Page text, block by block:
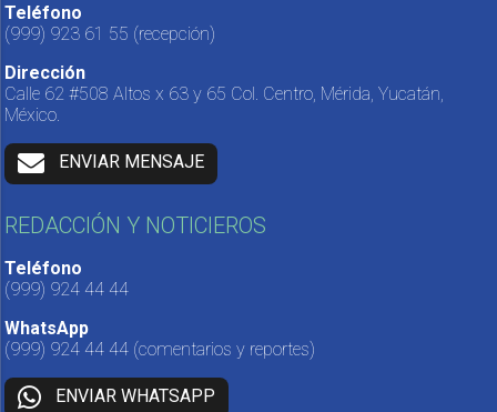
Teléfono
(999) 923 61 55 (recepción)
Dirección
Calle 62 #508 Altos x 63 y 65 Col. Centro, Mérida, Yucatán,
México.
ENVIAR MENSAJE
REDACCIÓN Y NOTICIEROS
Teléfono
(999) 924 44 44
WhatsApp
(999) 924 44 44 (comentarios y reportes)
ENVIAR WHATSAPP